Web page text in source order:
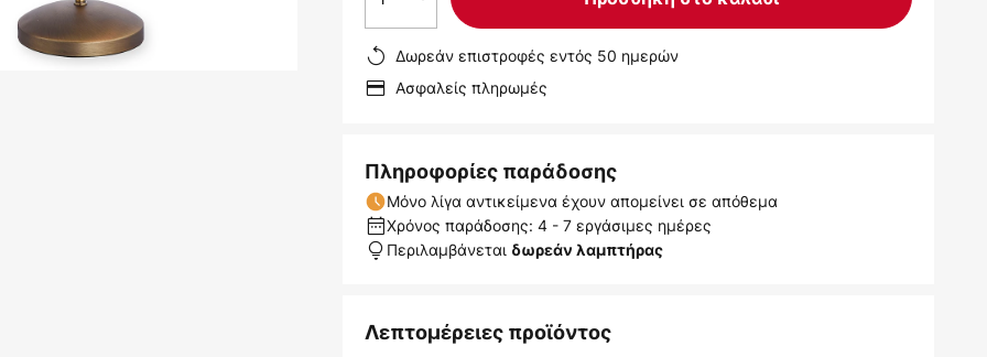
Δωρεάν επιστροφές εντός 50 ημερών
Ασφαλείς πληρωμές
Πληροφορίες παράδοσης
Μόνο λίγα αντικείμενα έχουν απομείνει σε απόθεμα
Χρόνος παράδοσης: 4 - 7 εργάσιμες ημέρες
Περιλαμβάνεται δωρεάν λαμπτήρας
Λεπτομέρειες προϊόντος